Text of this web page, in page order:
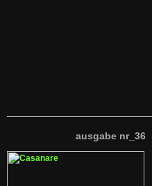
ausgabe nr_36